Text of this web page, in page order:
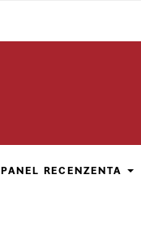
PANEL RECENZENTA